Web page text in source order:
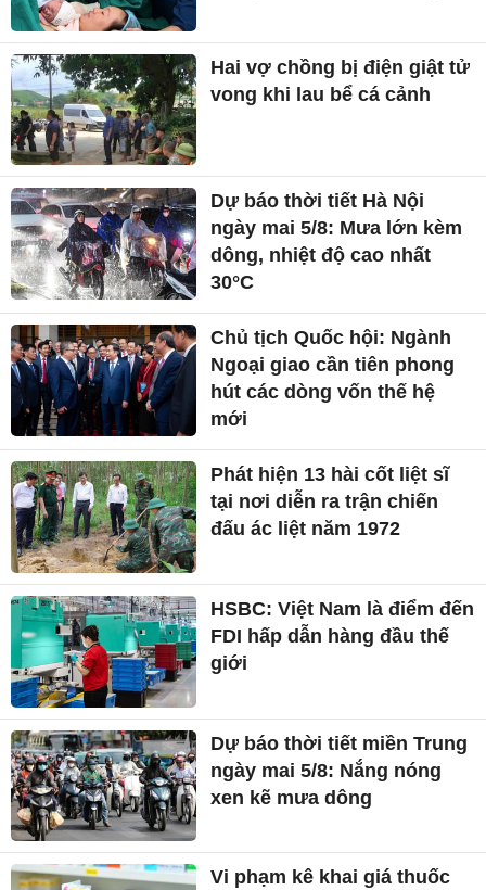
Hai vợ chồng bị điện giật tử
vong khi lau bể cá cảnh
Dự báo thời tiết Hà Nội
ngày mai 5/8: Mưa lớn kèm
dông, nhiệt độ cao nhất
30°C
Chủ tịch Quốc hội: Ngành
Ngoại giao cần tiên phong
hút các dòng vốn thế hệ
mới
Phát hiện 13 hài cốt liệt sĩ
tại nơi diễn ra trận chiến
đấu ác liệt năm 1972
HSBC: Việt Nam là điểm đến
FDI hấp dẫn hàng đầu thế
giới
Dự báo thời tiết miền Trung
ngày mai 5/8: Nắng nóng
xen kẽ mưa dông
Vi phạm kê khai giá thuốc